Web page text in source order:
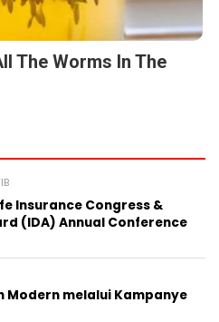
The Worms In The
Insurance Congress &
(IDA) Annual Conference
Modern melalui Kampanye